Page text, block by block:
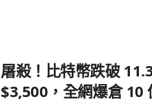
屠殺！比特幣跌破
$3,500，全網爆倉 10